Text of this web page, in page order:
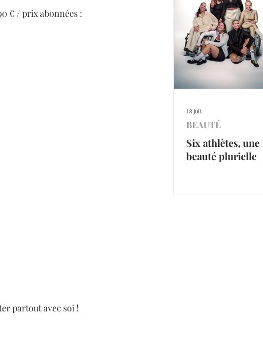
€ / prix abonnées :
partout avec soi !
Six athlètes, une
beauté plurielle
BEAUTÉ
18 juil.